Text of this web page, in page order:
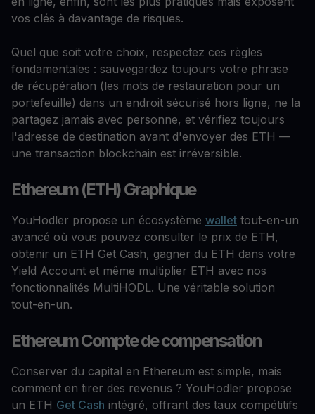
vos clés à davantage de risques.
Quel que soit votre choix, respectez ces règles
fondamentales : sauvegardez toujours votre phrase
de récupération (les mots de restauration pour un
portefeuille) dans un endroit sécurisé hors ligne, ne la
partagez jamais avec personne, et vérifiez toujours
l'adresse de destination avant d'envoyer des ETH —
une transaction blockchain est irréversible.
Ethereum (ETH) Graphique
YouHodler propose un écosystème wallet tout-en-un
avancé où vous pouvez consulter le prix de ETH,
obtenir un ETH Get Cash, gagner du ETH dans votre
Yield Account et même multiplier ETH avec nos
fonctionnalités MultiHODL. Une véritable solution
tout-en-un.
Ethereum Compte de compensation
Conserver du capital en Ethereum est simple, mais
comment en tirer des revenus ? YouHodler propose
un ETH Get Cash intégré, offrant des taux compétitifs